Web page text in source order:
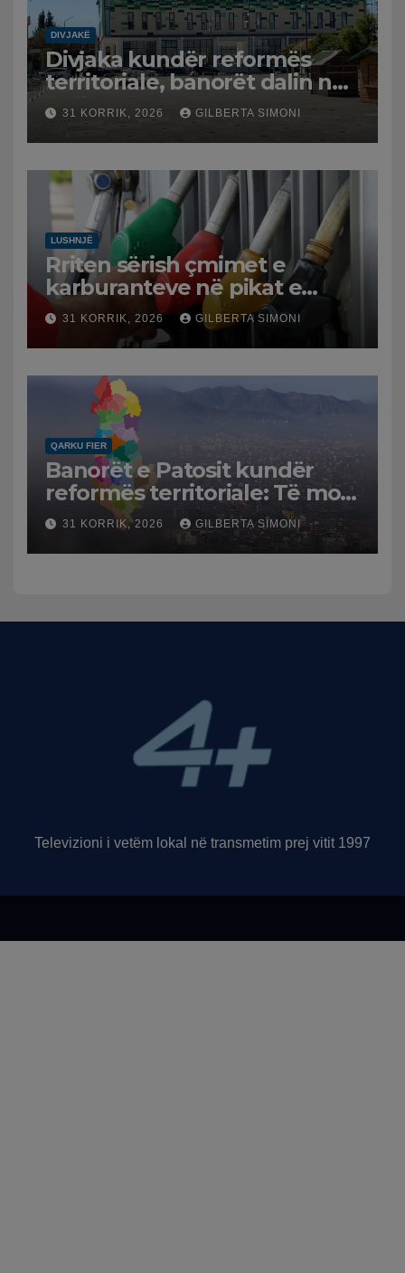
DIVJAKË
Divjaka kundër reformës
territoriale, banorët dalin në
protestë.
31 KORRIK, 2026 GILBERTA SIMONI
LUSHNJË
Rriten sërish çmimet e
karburanteve në pikat e
karburanteve në Lushnjë.
Tensionet në Lindjen e
Mesme shtrenjtojnë naftën
dhe benzinën në vend
31 KORRIK, 2026 GILBERTA SIMONI
QARKU FIER
Banorët e Patosit kundër
reformës territoriale: Të mos
humbasim identitetin e
qytetit
31 KORRIK, 2026 GILBERTA SIMONI
Televizioni i vetëm lokal në transmetim prej vitit 1997